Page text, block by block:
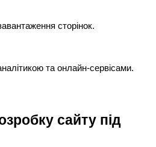
сторінок.
та онлайн-сервісами.
сайту під